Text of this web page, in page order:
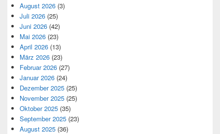
August 2026 (3)
Juli 2026 (25)
Juni 2026 (42)
Mai 2026 (23)
April 2026 (13)
März 2026 (23)
Februar 2026 (27)
Januar 2026 (24)
Dezember 2025 (25)
November 2025 (25)
Oktober 2025 (35)
September 2025 (23)
August 2025 (36)